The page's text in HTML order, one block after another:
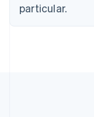
particular.
Chipre
Croácia